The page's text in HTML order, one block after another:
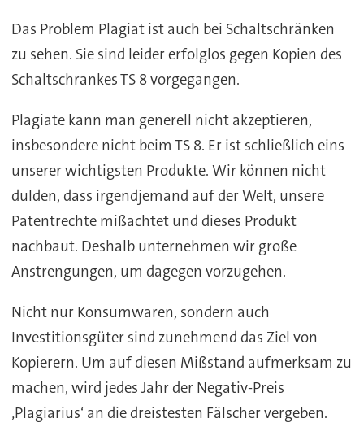
Das Problem Plagiat ist auch bei Schaltschränken
zu sehen. Sie sind leider erfolglos gegen Kopien des
Schaltschrankes TS 8 vorgegangen.
Plagiate kann man generell nicht akzeptieren,
insbesondere nicht beim TS 8. Er ist schließlich eins
unserer wichtigsten Produkte. Wir können nicht
dulden, dass irgendjemand auf der Welt, unsere
Patentrechte mißachtet und dieses Produkt
nachbaut. Deshalb unternehmen wir große
Anstrengungen, um dagegen vorzugehen.
Nicht nur Konsumwaren, sondern auch
Investitionsgüter sind zunehmend das Ziel von
Kopierern. Um auf diesen Mißstand aufmerksam zu
machen, wird jedes Jahr der Negativ-Preis
‚Plagiarius‘ an die dreistesten Fälscher vergeben.